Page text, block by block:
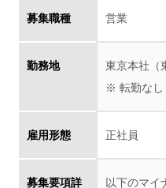
募集職種 営業
勤務地
東京本社（
※ 転勤なし
雇用形態 正社員
募集要項詳
以下のマイ